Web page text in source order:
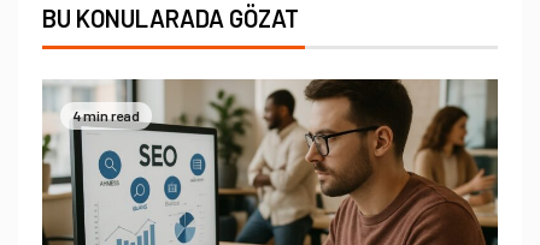
BU KONULARADA GÖZAT
4 min read